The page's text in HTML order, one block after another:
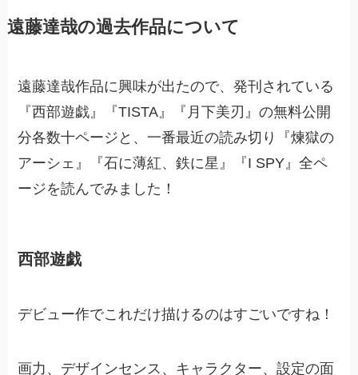
遠藤達哉の過去作品について
遠藤達哉作品に興味が出たので、発刊されている
『西部遊戯』『TISTA』『月下美刃』の無料公開
分各数十ページと、一番最近の読み切り『煉獄の
アーシェ』『石に薄紅、鉄に星』『I SPY』全ペ
ージを読んでみました！
西部遊戯
デビュー作でこれだけ描けるのはすごいですね！
画力、デザインセンス、キャラクター、設定の面